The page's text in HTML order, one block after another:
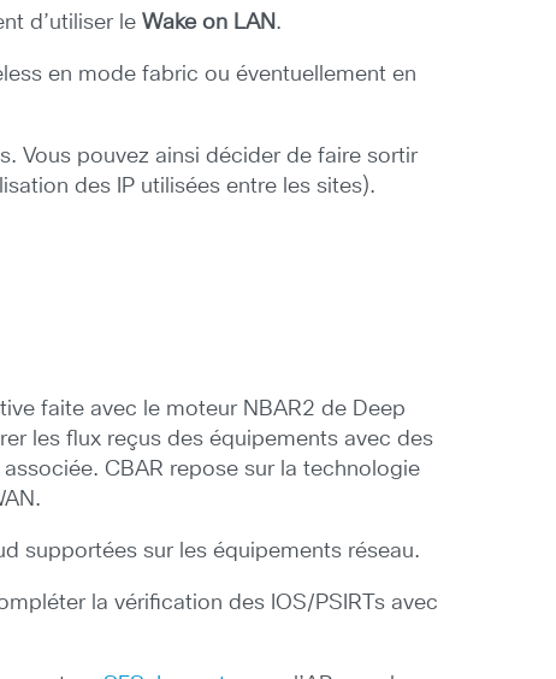
d’utiliser leWake on LAN.
en mode fabric ou éventuellement en
Vous pouvez ainsi décider de faire sortir
des IP utilisées entre les sites).
faite avec le moteur NBAR2 de Deep
les flux reçus des équipements avec des
CBAR repose sur la technologie
supportées sur les équipements réseau.
la vérification des IOS/PSIRTs avec